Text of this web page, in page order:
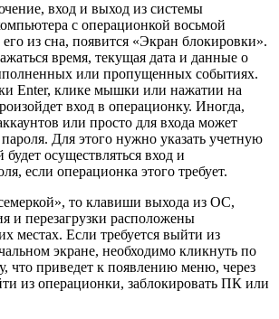
вход и выход из системы
с операционкой восьмой
из сна, появится «Экран блокировки».
время, текущая дата и данные о
или пропущенных событиях.
Enter, клике мышки или нажатии на
вход в операционку. Иногда,
или просто для входа может
Для этого нужно указать учетную
будет осуществляться вход и
если операционка этого требует.
то клавиши выхода из ОС,
и перезагрузки расположены
местах. Если требуется выйти из
экране, необходимо кликнуть по
что приведет к появлению меню, через
из операционки, заблокировать ПК или